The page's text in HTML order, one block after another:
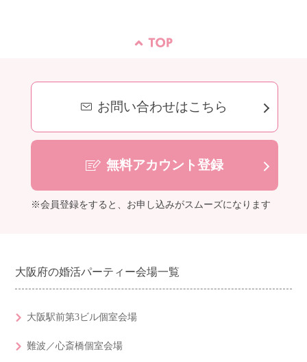
お問い合わせはこちら
無料アカウント登録
※会員登録をすると、お申し込みがスムーズになります
大阪府の婚活パーティー会場一覧
大阪駅前第3ビル個室会場
難波／心斎橋個室会場